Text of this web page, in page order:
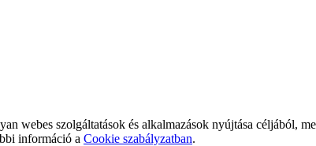
webes szolgáltatások és alkalmazások nyújtása céljából,
információ a Cookie szabályzatban.